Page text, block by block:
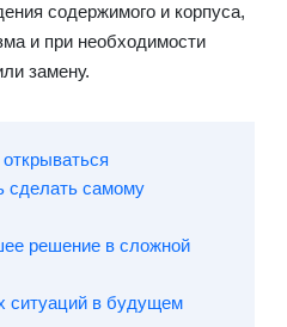
содержимого и корпуса,
и при необходимости
замену.
сделать самому
решение в сложной
ситуаций в будущем